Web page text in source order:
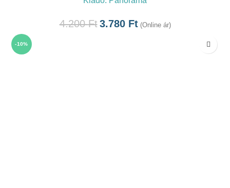
4.200Ft 3.780 Ft (Online ár)
-10%